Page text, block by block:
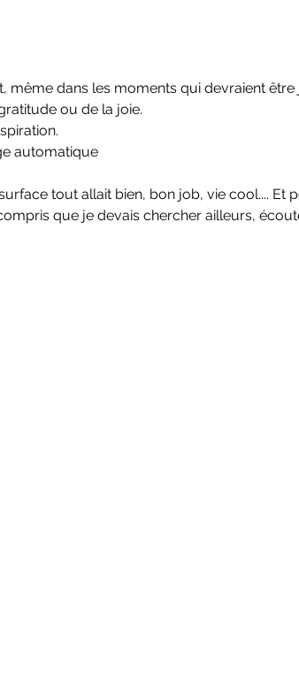
même dans les moments qui devraient être
ou de la joie.
automatique
tout allait bien, bon job, vie cool.... Et
que je devais chercher ailleurs,